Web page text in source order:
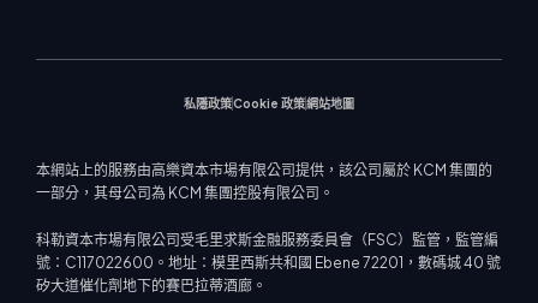
私隱政策Cookie 政策網站地圖
本網站上的服務由高樂資本市場有限公司提供，該公司屬於 KCM 集團的
一部分，其母公司為 KCM 集團控股有限公司。
科勒資本市場有限公司受毛里求斯金融服務委員會（FSC）監管，監管編
號：C117022600。地址：模里西斯共和國 Ebene 72201，數碼城 40 號
矽大道催化劑地下的賽巴拉蒂酒廊。